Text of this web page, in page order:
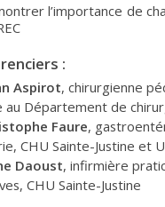
l’importance de
:
Aspirot, chirurgienne
au Département de
Faure,
CHU Sainte-Justine et
Daoust, infirmière
CHU Sainte-Justine